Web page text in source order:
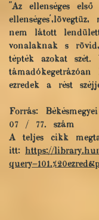
"Az ellenséges
nem látott
vonalaknak s
tépték azokat
ezredek a rést
Forrás:
07 / 77. szám
A teljes cikk
itt: https://